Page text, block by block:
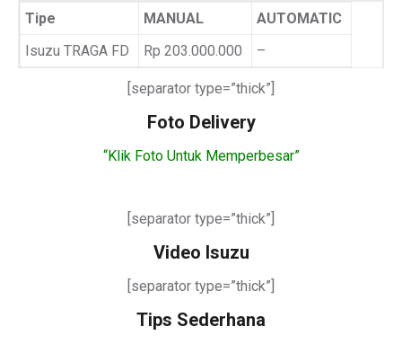
Tipe MANUAL
AUTOMATIC
Isuzu TRAGA FD
Rp 203.000.000 –
[separator type=”thick”]
Foto Delivery
“Klik Foto Untuk Memperbesar”
[separator type=”thick”]
Video Isuzu
[separator type=”thick”]
Tips Sederhana